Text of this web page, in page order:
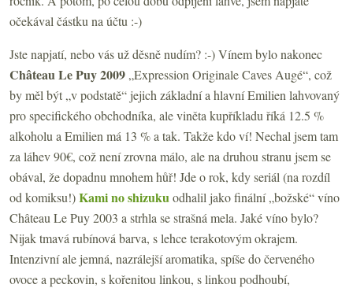
očekával částku na účtu :-)
Jste napjatí, nebo vás už děsně nudím? :-) Vínem bylo nakonec
Château Le Puy 2009 „Expression Originale Caves Augé“, což
by měl být „v podstatě“ jejich základní a hlavní Emilien lahvovaný
pro specifického obchodníka, ale viněta kupříkladu říká 12.5 %
alkoholu a Emilien má 13 % a tak. Takže kdo ví! Nechal jsem tam
za láhev 90€, což není zrovna málo, ale na druhou stranu jsem se
obával, že dopadnu mnohem hůř! Jde o rok, kdy seriál (na rozdíl
od komiksu!)Kami no shizukuodhalil jako finální „božské“ víno
Château Le Puy 2003 a strhla se strašná mela. Jaké víno bylo?
Nijak tmavá rubínová barva, s lehce terakotovým okrajem.
Intenzivní ale jemná, nazrálejší aromatika, spíše do červeného
ovoce a peckovin, s kořenitou linkou, s linkou podhoubí,